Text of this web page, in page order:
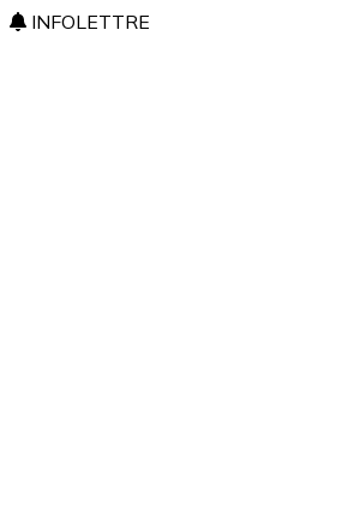
INFOLETTRE